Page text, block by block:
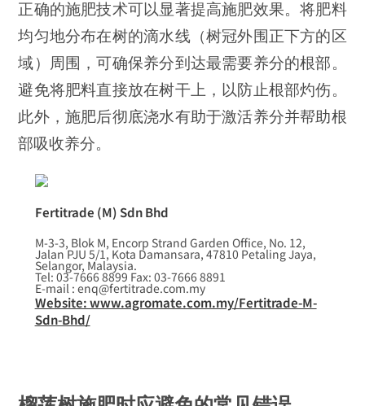
正确的施肥技术可以显著提高施肥效果。将肥料
均匀地分布在树的滴水线（树冠外围正下方的区
域）周围，可确保养分到达最需要养分的根部。
避免将肥料直接放在树干上，以防止根部灼伤。
此外，施肥后彻底浇水有助于激活养分并帮助根
部吸收养分。
Fertitrade (M) Sdn Bhd
M-3-3, Blok M, Encorp Strand Garden Office, No. 12,
Jalan PJU 5/1, Kota Damansara, 47810 Petaling Jaya,
Selangor, Malaysia.
Tel: 03-7666 8899 Fax: 03-7666 8891
E-mail : enq@fertitrade.com.my
Website: www.agromate.com.my/Fertitrade-M-
Sdn-Bhd/